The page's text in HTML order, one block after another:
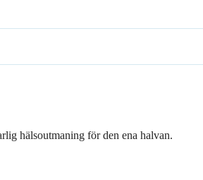
hälsoutmaning för den ena halvan.